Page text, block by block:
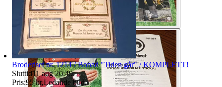
Broderiset nr. 1214 / Bonad "Tiden går" / KOMPLETT!
Sluttid11 aug 20:49.
Pris:95 kr,Ledande bud.